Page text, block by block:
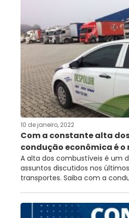
10 de janeiro, 2022
Com a constante alta
condução econômica é
A alta dos combustíveis é um
assuntos discutidos nos
transportes. Saiba com a